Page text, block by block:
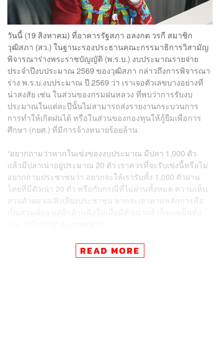
วันนี้ (19 สิงหาคม) ที่อาคารรัฐสภา อลงกต วรกี สมาชิก
วุฒิสภา (สว.) ในฐานะรองประธานคณะกรรมาธิการวิสามัญ
พิจารณาร่างพระราชบัญญัติ (พ.ร.บ.) งบประมาณรายจ่าย
ประจำปีงบประมาณ 2569 ของวุฒิสภา กล่าวถึงการพิจารณา
ร่าง พ.ร.บ.งบประมาณ ปี 2569 ว่า เราเจอตัวเลขบางอย่างที่
น่าสงสัย เช่น ในส่วนของกรมฝนหลวง ที่พบว่าการรับงบ
ประมาณในแต่ละปีนั้นไม่สามารถส่งรายงานกระบวนการ
การทำให้เกิดฝนได้ หรือในส่วนของกองทุนให้กู้ยืมเพื่อการ
ศึกษา (กยศ.) ที่มีการจ้างทนายร้อยล้าน
“อยากถามว่าหากในเข่งของงบประมาณ มีปลา 1,000 ตัว
แล้วมีปลาเน่าอยู่ประมาณ 20 ตัว เราควรที่จะรับเข่งนี้หรือไม่
อยากถามประชาชนว่า อยากจะให้เรารับทั้ง 1,000 ตัวผ่าน
โดยที่มีตัวเน่า 20 ตัว หรือกับกรณีที่ไม่ผ่านทั้งหมด ความเห็น
ส่วนตัวผม ผมฟังเสียงประชาชน หากจะเอาตามหลักการคือ
อลงกตกล่าวต่อไปว่า ในส่วนของงบประมาณที่จัดสรรให้
องค์การมหาชนต่างๆ เราพบว่ามีเกินครึ่งที่ลักษณะงานซ้ำ
READ MORE